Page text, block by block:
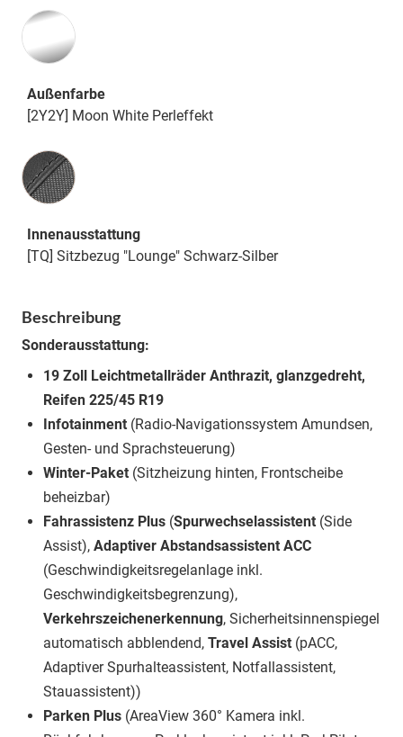
Außenfarbe
[2Y2Y] Moon White Perleffekt
Innenausstattung
Innenausstattung
[TQ] Sitzbezug "Lounge" Schwarz-Silber
Beschreibung
Sonderausstattung:
19 Zoll Leichtmetallräder Anthrazit, glanzgedreht,
Reifen 225/45 R19
Infotainment (Radio-Navigationssystem Amundsen,
Gesten- und Sprachsteuerung)
Winter-Paket (Sitzheizung hinten, Frontscheibe
beheizbar)
Fahrassistenz Plus (Spurwechselassistent (Side
Assist), Adaptiver Abstandsassistent ACC
(Geschwindigkeitsregelanlage inkl.
Geschwindigkeitsbegrenzung),
Verkehrszeichenerkennung, Sicherheitsinnenspiegel
automatisch abblendend, Travel Assist (pACC,
Adaptiver Spurhalteassistent, Notfallassistent,
Stauassistent))
Parken Plus (AreaView 360° Kamera inkl.